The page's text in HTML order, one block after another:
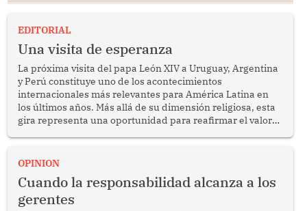
EDITORIAL
Una visita de esperanza
La próxima visita del papa León XIV a Uruguay, Argentina
y Perú constituye uno de los acontecimientos
internacionales más relevantes para América Latina en
los últimos años. Más allá de su dimensión religiosa, esta
gira representa una oportunidad para reafirmar el valor
enfrenta desafíos en materia de desarrollo, cohesión
OPINION
Cuando la responsabilidad alcanza a los
gerentes